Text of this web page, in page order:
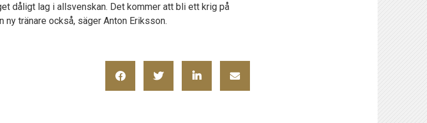
dåligt lag i allsvenskan. Det kommer att bli ett krig på
tränare också, säger Anton Eriksson.